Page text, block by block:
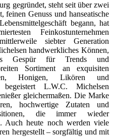
gegründet, steht seit über zwei
feinen Genuss und hanseatische
begann, hat
Feinkostunternehmen
siebter Generation
handwerkliches Können,
Gespür für Trends und
Sortiment an exquisiten
Honigen, Likören und
L.W.C. Michelsen
gleichermaßen. Die Marke
hochwertige Zutaten und
die immer wieder
Auch heute noch werden viele
hergestellt – sorgfältig und mit